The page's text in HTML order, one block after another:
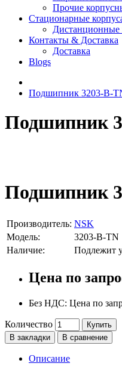
Прочие
Стационарные
Дистанционные
Контакты & Доставка
Доставка
Blogs
Подшипник 3203-B-
Подшипник
Подшипник
Производитель: NSK
Модель:
3203-B-TN
Наличие:
Подлежит
Цена по
Без НДС: Цена по
Количество
Купить
В закладки
В сравнение
Описание